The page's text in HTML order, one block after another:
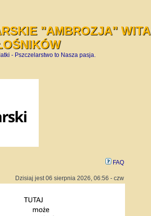
"AMBROZJA" WITA
- Pszczelarstwo to Nasza pasja.
FAQ
Dzisiaj jest 06 sierpnia 2026, 06:56 - czw